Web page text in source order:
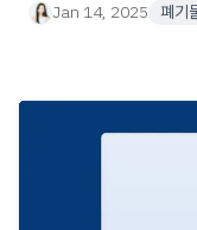
Jan 14, 2025 폐기